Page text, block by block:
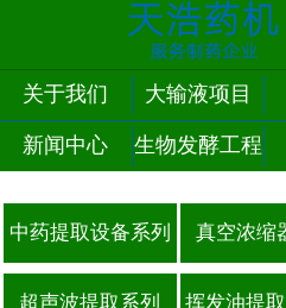
关于我们 大输液项目
新闻中心
生物发酵工程
中药提取设备系列 真空浓缩
超声波提取系列 挥发油提